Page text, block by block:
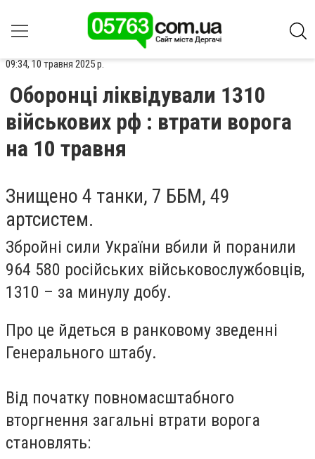
09:34, 10 травня 2025 р.
Оборонці ліквідували 1310
військових рф : втрати ворога
на 10 травня
Знищено 4 танки, 7 ББМ, 49
артсистем.
Збройні сили України вбили й поранили
964 580 російських військовослужбовців,
1310 – за минулу добу.
Про це йдеться в ранковому зведенні
Генерального штабу.
Від початку повномасштабного
вторгнення загальні втрати ворога
становлять: